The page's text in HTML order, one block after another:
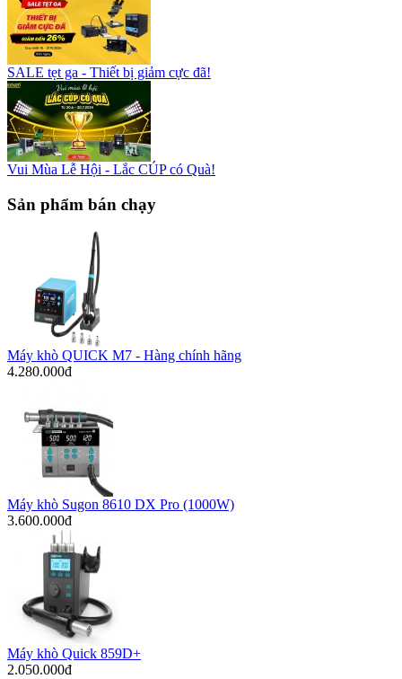
SALE tẹt ga - Thiết bị giảm cực đã!
Vui Mùa Lễ Hội - Lắc CÚP có Quà!
Sản phẩm bán chạy
Máy khò QUICK M7 - Hàng chính hãng
4.280.000đ
Máy khò Sugon 8610 DX Pro (1000W)
3.600.000đ
Máy khò Quick 859D+
2.050.000đ